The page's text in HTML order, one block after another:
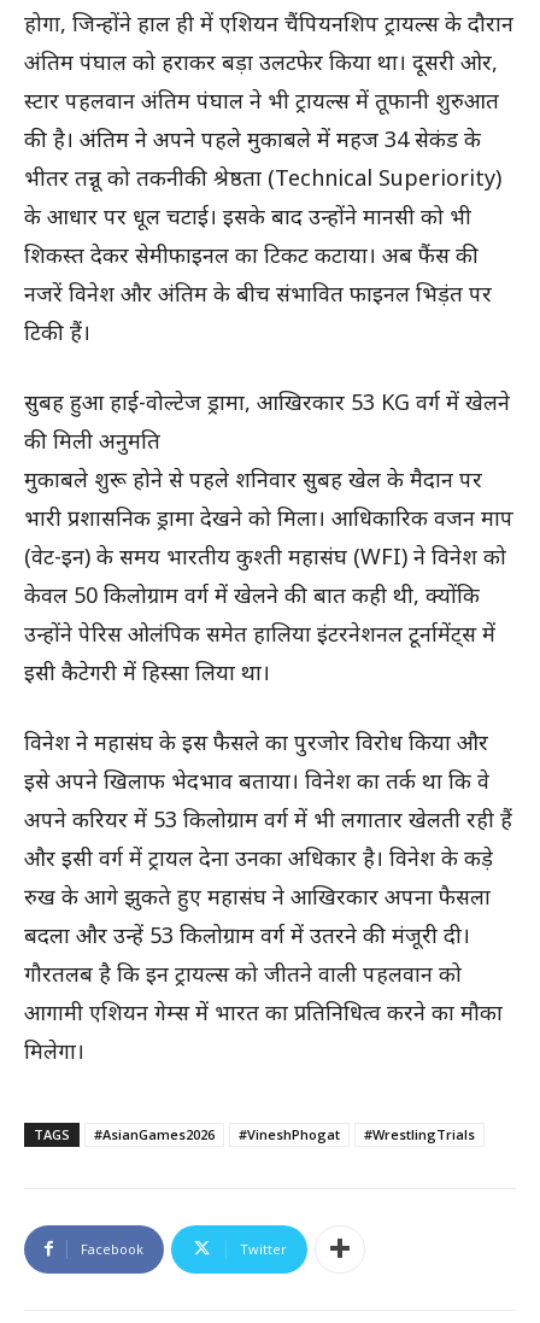
होगा, जिन्होंने हाल ही में एशियन चैंपियनशिप ट्रायल्स के दौरान
अंतिम पंघाल को हराकर बड़ा उलटफेर किया था। दूसरी ओर,
स्टार पहलवान अंतिम पंघाल ने भी ट्रायल्स में तूफानी शुरुआत
की है। अंतिम ने अपने पहले मुकाबले में महज 34 सेकंड के
भीतर तन्नू को तकनीकी श्रेष्ठता (Technical Superiority)
के आधार पर धूल चटाई। इसके बाद उन्होंने मानसी को भी
शिकस्त देकर सेमीफाइनल का टिकट कटाया। अब फैंस की
नजरें विनेश और अंतिम के बीच संभावित फाइनल भिड़ंत पर
टिकी हैं।
सुबह हुआ हाई-वोल्टेज ड्रामा, आखिरकार 53 KG वर्ग में खेलने
की मिली अनुमति
मुकाबले शुरू होने से पहले शनिवार सुबह खेल के मैदान पर
भारी प्रशासनिक ड्रामा देखने को मिला। आधिकारिक वजन माप
(वेट-इन) के समय भारतीय कुश्ती महासंघ (WFI) ने विनेश को
केवल 50 किलोग्राम वर्ग में खेलने की बात कही थी, क्योंकि
उन्होंने पेरिस ओलंपिक समेत हालिया इंटरनेशनल टूर्नामेंट्स में
इसी कैटेगरी में हिस्सा लिया था।
विनेश ने महासंघ के इस फैसले का पुरजोर विरोध किया और
इसे अपने खिलाफ भेदभाव बताया। विनेश का तर्क था कि वे
अपने करियर में 53 किलोग्राम वर्ग में भी लगातार खेलती रही हैं
और इसी वर्ग में ट्रायल देना उनका अधिकार है। विनेश के कड़े
रुख के आगे झुकते हुए महासंघ ने आखिरकार अपना फैसला
बदला और उन्हें 53 किलोग्राम वर्ग में उतरने की मंजूरी दी।
गौरतलब है कि इन ट्रायल्स को जीतने वाली पहलवान को
आगामी एशियन गेम्स में भारत का प्रतिनिधित्व करने का मौका
मिलेगा।
TAGS #AsianGames2026 #VineshPhogat #WrestlingTrials
Facebook Twitter